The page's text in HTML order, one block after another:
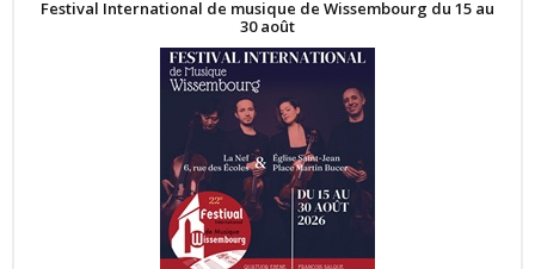
Festival International de musique de Wissembourg du 15 au
30 août